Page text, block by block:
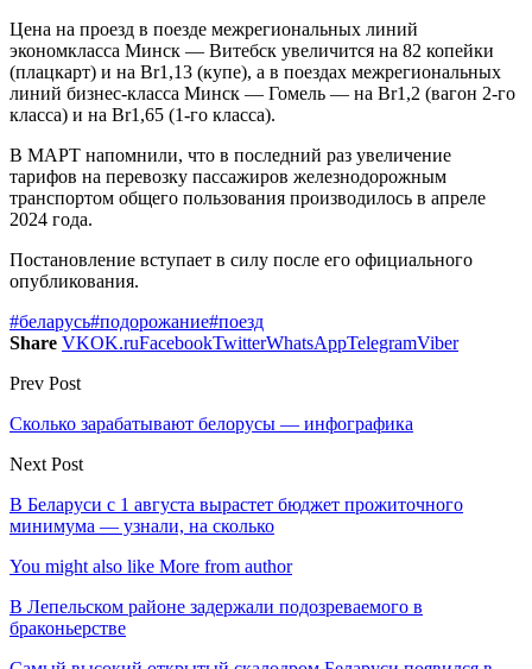
Цена на проезд в поезде межрегиональных линий
экономкласса Минск — Витебск увеличится на 82 копейки
(плацкарт) и на Br1,13 (купе), а в поездах межрегиональных
линий бизнес-класса Минск — Гомель — на Br1,2 (вагон 2-го
класса) и на Br1,65 (1-го класса).
В МАРТ напомнили, что в последний раз увеличение
тарифов на перевозку пассажиров железнодорожным
транспортом общего пользования производилось в апреле
2024 года.
Постановление вступает в силу после его официального
опубликования.
#беларусь#подорожание#поезд
Share VKOK.ruFacebookTwitterWhatsAppTelegramViber
Prev Post
Сколько зарабатывают белорусы — инфографика
Next Post
В Беларуси с 1 августа вырастет бюджет прожиточного
минимума — узнали, на сколько
You might also like More from author
В Лепельском районе задержали подозреваемого в
браконьерстве